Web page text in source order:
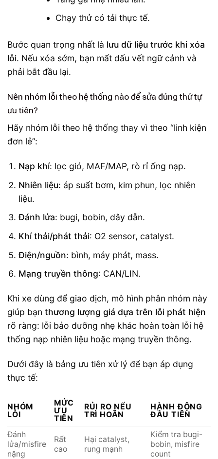
Chạy thử có tải thực tế.
Bước quan trọng nhất là lưu dữ liệu trước khi xóa
lỗi. Nếu xóa sớm, bạn mất dấu vết ngữ cảnh và
phải bắt đầu lại.
Nên nhóm lỗi theo hệ thống nào để sửa đúng thứ tự
ưu tiên?
Hãy nhóm lỗi theo hệ thống thay vì theo “linh kiện
đơn lẻ”:
Nạp khí: lọc gió, MAF/MAP, rò rỉ ống nạp.
Nhiên liệu: áp suất bơm, kim phun, lọc nhiên
liệu.
Đánh lửa: bugi, bobin, dây dẫn.
Khí thải/phát thải: O2 sensor, catalyst.
Điện/nguồn: bình, máy phát, mass.
Mạng truyền thông: CAN/LIN.
Khi xe dùng để giao dịch, mô hình phân nhóm này
giúp bạn thương lượng giá dựa trên lỗi phát hiện
rõ ràng: lỗi bảo dưỡng nhẹ khác hoàn toàn lỗi hệ
thống nạp nhiên liệu hoặc mạng truyền thông.
Dưới đây là bảng ưu tiên xử lý để bạn áp dụng
thực tế:
NHÓM
LỖI
MỨC
ƯU
TIÊN
RỦI RO NẾU
TRÌ HOÃN
HÀNH ĐỘNG
ĐẦU TIÊN
Đánh
lửa/misfire
nặng
Rất
cao
Hại catalyst,
rung mạnh
Kiểm tra bugi-
bobin, misfire
count